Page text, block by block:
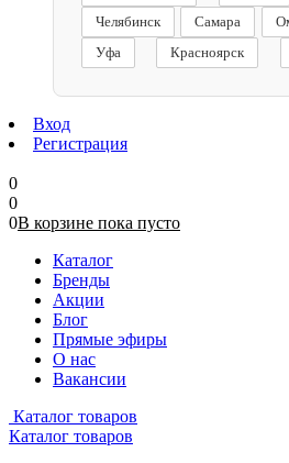
Челябинск
Самара
Уфа
Красноярск
Вход
Регистрация
0
0
0В корзине пока пусто
Каталог
Бренды
Акции
Блог
Прямые эфиры
О нас
Вакансии
Каталог товаров
Каталог товаров